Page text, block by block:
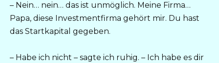
– Nein… nein… das ist unmöglich. Meine Firma…
Papa, diese Investmentfirma gehört mir. Du hast
das Startkapital gegeben.
– Habe ich nicht – sagte ich ruhig. – Ich habe es dir